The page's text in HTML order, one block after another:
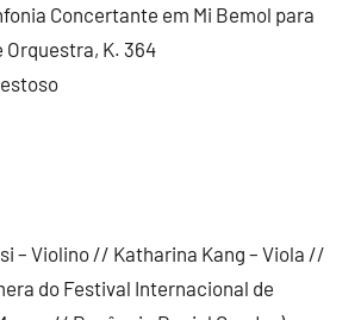
Concertante em Mi Bemol para
Orquestra, K. 364
– Violino // Katharina Kang – Viola //
do Festival Internacional de